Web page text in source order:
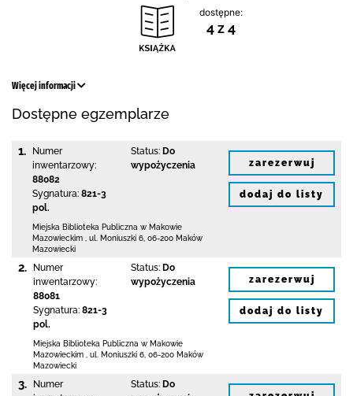
dostępne:
4 z 4
Więcej informacji
Dostępne egzemplarze
1.
Numer
inwentarzowy:
88082
Sygnatura: 821-3
pol.
Status: Do
wypożyczenia
Miejska Biblioteka Publiczna w Makowie
Mazowieckim
ul. Moniuszki 6 06-200 Maków
Mazowiecki
zarezerwuj
dodaj do listy
2.
Numer
inwentarzowy:
88081
Sygnatura: 821-3
pol.
Status: Do
wypożyczenia
Miejska Biblioteka Publiczna w Makowie
Mazowieckim
ul. Moniuszki 6 06-200 Maków
Mazowiecki
zarezerwuj
dodaj do listy
3.
Numer
Status: Do